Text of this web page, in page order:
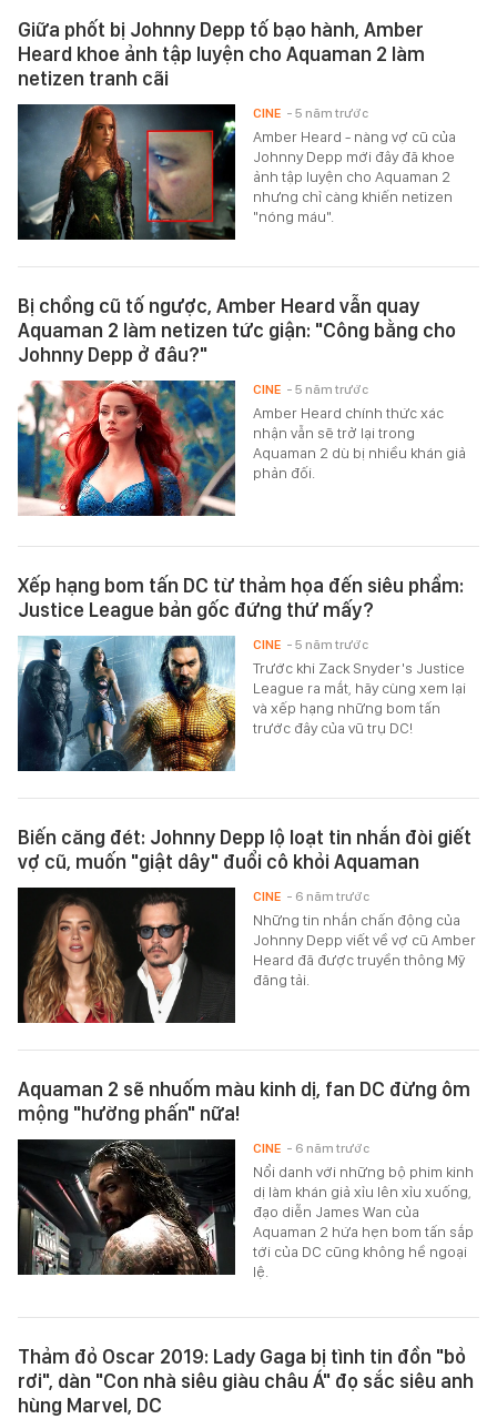
Giữa phốt bị Johnny Depp tố bạo hành, Amber
Heard khoe ảnh tập luyện cho Aquaman 2 làm
netizen tranh cãi
Amber Heard - nàng vợ cũ của
Johnny Depp mới đây đã khoe
ảnh tập luyện cho Aquaman 2
nhưng chỉ càng khiến netizen
"nóng máu".
CINE - 5 năm trước
Bị chồng cũ tố ngược, Amber Heard vẫn quay
Aquaman 2 làm netizen tức giận: "Công bằng cho
Johnny Depp ở đâu?"
Amber Heard chính thức xác
nhận vẫn sẽ trở lại trong
Aquaman 2 dù bị nhiều khán giả
phản đối.
CINE - 5 năm trước
Xếp hạng bom tấn DC từ thảm họa đến siêu phẩm:
Justice League bản gốc đứng thứ mấy?
Trước khi Zack Snyder's Justice
League ra mắt, hãy cùng xem lại
và xếp hạng những bom tấn
trước đây của vũ trụ DC!
CINE - 5 năm trước
Biến căng đét: Johnny Depp lộ loạt tin nhắn đòi giết
vợ cũ, muốn "giật dây" đuổi cô khỏi Aquaman
Những tin nhắn chấn động của
Johnny Depp viết về vợ cũ Amber
Heard đã được truyền thông Mỹ
đăng tải.
CINE - 6 năm trước
Aquaman 2 sẽ nhuốm màu kinh dị, fan DC đừng ôm
mộng "hường phấn" nữa!
Nổi danh với những bộ phim kinh
dị làm khán giả xỉu lên xỉu xuống,
đạo diễn James Wan của
Aquaman 2 hứa hẹn bom tấn sắp
tới của DC cũng không hề ngoại
lệ.
CINE - 6 năm trước
Thảm đỏ Oscar 2019: Lady Gaga bị tình tin đồn "bỏ
rơi", dàn "Con nhà siêu giàu châu Á" đọ sắc siêu anh
hùng Marvel, DC